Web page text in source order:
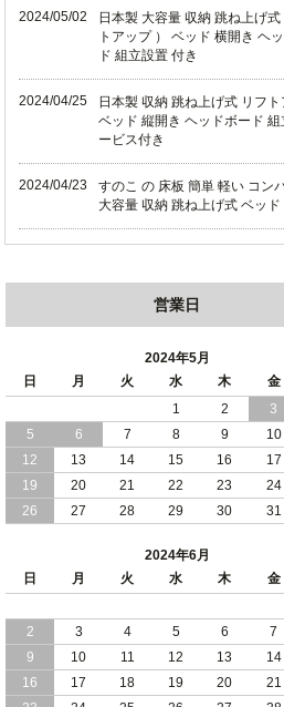
2024/05/02
日本製 大容量 収納 跳ね上げ式
トアップ ） ベッド 横開き ヘ
ド 組立設置 付き
2024/04/25
日本製 収納 跳ね上げ式 リフト
ベッド 縦開き ヘッドボード 組
ービス付き
2024/04/23
すのこ の 床板 簡単 軽い コン
大容量 収納 跳ね上げ式 ベッド
2024/03/28
収納 付き 大容量 チェスト ベッ
製 ヘッドボードなし
2024/02/23
畳 の 床面 で 敷き布団 で 寝ら
出し 収納庫 付 大容量 チェス
日本製
2024/02/13
床 畳仕様 で 敷き布団 が 使え
し 収納庫 付き チェスト ベッ
おすすめ 引出し 収納 付 シンプ
タイリッシュ 国産 日本製 チ
2024/02/02
日本製 引出し 収納 と 棚 コン
付いた シンプル デザイン チェ
ッド
営業日
2024年5月
日
月 火 水 木 金
1
2 3
5
6 7 8 9 10
12
13 14 15 16 17
19
20 21 22 23 24
26
27 28 29 30 31
2024年6月
日
月 火 水 木 金
2
3 4 5 6 7
9
10 11 12 13 14
16
17 18 19 20 21